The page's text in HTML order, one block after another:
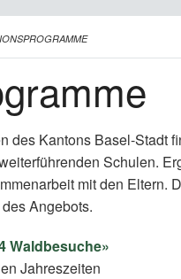
des Kantons Basel-
Schulen.
mit den
Angebots.
Waldbesuche»
Jahreszeiten